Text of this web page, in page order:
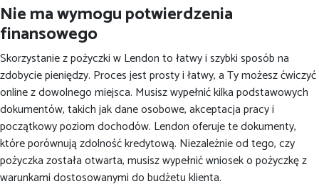
Nie ma wymogu potwierdzenia
finansowego
Skorzystanie z pożyczki w Lendon to łatwy i szybki sposób na
zdobycie pieniędzy. Proces jest prosty i łatwy, a Ty możesz ćwiczyć
online z dowolnego miejsca. Musisz wypełnić kilka podstawowych
dokumentów, takich jak dane osobowe, akceptacja pracy i
początkowy poziom dochodów. Lendon oferuje te dokumenty,
które porównują zdolność kredytową. Niezależnie od tego, czy
pożyczka została otwarta, musisz wypełnić wniosek o pożyczkę z
warunkami dostosowanymi do budżetu klienta.